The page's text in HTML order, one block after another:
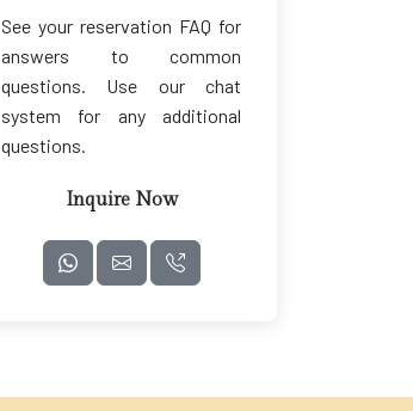
See your reservation FAQ for
answers to common
questions. Use our chat
system for any additional
questions.
Inquire Now